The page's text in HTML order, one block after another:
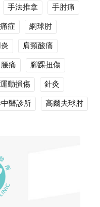
手法推拿
手肘痛
痛症
網球肘
肩頸酸痛
腰痛
腳踝扭傷
運動損傷
針灸
醫診所 高爾夫球肘